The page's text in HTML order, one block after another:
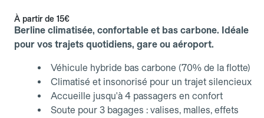
À partir de 15€
Berline climatisée, confortable et bas carbone. Idéale
pour vos trajets quotidiens, gare ou aéroport.
Véhicule hybride bas carbone (70% de la flotte)
Climatisé et insonorisé pour un trajet silencieux
Accueille jusqu'à 4 passagers en confort
Soute pour 3 bagages : valises, malles, effets